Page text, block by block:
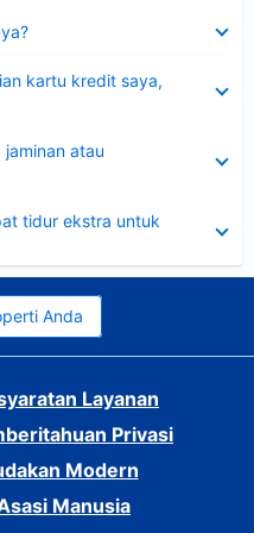
kartu kredit saya,
atau
tidur ekstra untuk
Anda
Layanan
Privasi
Modern
Manusia